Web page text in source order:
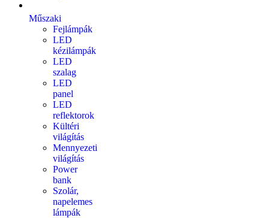
Műszaki
Fejlámpák
LED
kézilámpák
LED
szalag
LED
panel
LED
reflektorok
Kültéri
világítás
Mennyezeti
világítás
Power
bank
Szolár,
napelemes
lámpák